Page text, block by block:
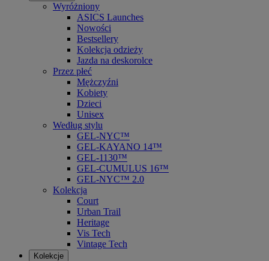
Wyróżniony
ASICS Launches
Nowości
Bestsellery
Kolekcja odzieży
Jazda na deskorolce
Przez płeć
Mężczyźni
Kobiety
Dzieci
Unisex
Według stylu
GEL-NYC™
GEL-KAYANO 14™
GEL-1130™
GEL-CUMULUS 16™
GEL-NYC™ 2.0
Kolekcja
Court
Urban Trail
Heritage
Vis Tech
Vintage Tech
Kolekcje